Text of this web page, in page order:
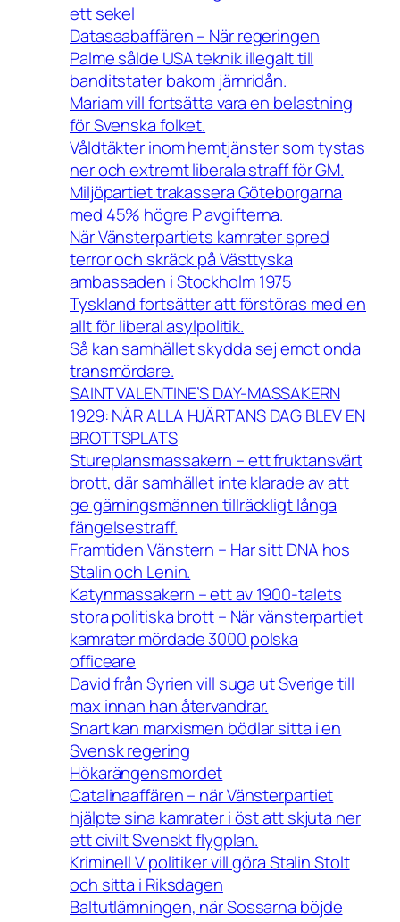
ett sekel
Datasaabaffären – När regeringen
Palme sålde USA teknik illegalt till
banditstater bakom järnridån.
Mariam vill fortsätta vara en belastning
för Svenska folket.
Våldtäkter inom hemtjänster som tystas
ner och extremt liberala straff för GM.
Miljöpartiet trakassera Göteborgarna
med 45% högre P avgifterna.
När Vänsterpartiets kamrater spred
terror och skräck på Västtyska
ambassaden i Stockholm 1975
Tyskland fortsätter att förstöras med en
allt för liberal asylpolitik.
Så kan samhället skydda sej emot onda
transmördare.
SAINT VALENTINE’S DAY-MASSAKERN
1929: NÄR ALLA HJÄRTANS DAG BLEV EN
BROTTSPLATS
Stureplansmassakern – ett fruktansvärt
brott, där samhället inte klarade av att
ge gärningsmännen tillräckligt långa
fängelsestraff.
Framtiden Vänstern – Har sitt DNA hos
Stalin och Lenin.
Katynmassakern – ett av 1900-talets
stora politiska brott – När vänsterpartiet
kamrater mördade 3000 polska
officeare
David från Syrien vill suga ut Sverige till
max innan han återvandrar.
Snart kan marxismen bödlar sitta i en
Svensk regering
Hökarängensmordet
Catalinaaffären – när Vänsterpartiet
hjälpte sina kamrater i öst att skjuta ner
ett civilt Svenskt flygplan.
Kriminell V politiker vill göra Stalin Stolt
och sitta i Riksdagen
Baltutlämningen, när Sossarna böjde